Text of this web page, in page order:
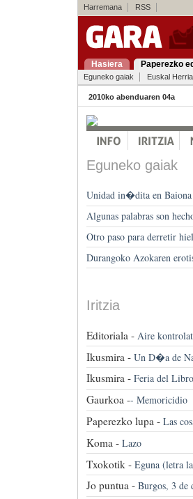
Harremana RSS
Hasiera Paperezko
Eguneko gaiak Euskal Herria
2010ko abenduaren 04a
Eguneko gaiak
Unidad in�dita en Baiona
Algunas palabras son
Otro paso para derretir
Durangoko Azokaren
Iritzia
Editoriala - Aire
Ikusmira - Un D�a de
Ikusmira - Feria del
Gaurkoa -- Memoricidio
Paperezko lupa - Las
Koma - Lazo
Txokotik - Eguna (letra
Jo puntua - Burgos, 3 de